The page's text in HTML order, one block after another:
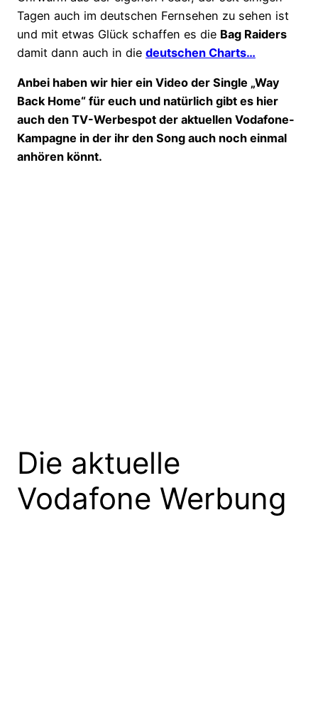
Tagen auch im deutschen Fernsehen zu sehen ist
und mit etwas Glück schaffen es die Bag Raiders
damit dann auch in die deutschen Charts…
Anbei haben wir hier ein Video der Single „Way
Back Home“ für euch und natürlich gibt es hier
auch den TV-Werbespot der aktuellen Vodafone-
Kampagne in der ihr den Song auch noch einmal
anhören könnt.
Die aktuelle
Vodafone Werbung